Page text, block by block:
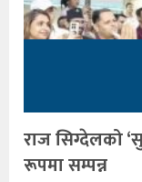
राज सिग्देलको
रूपमा सम्पन्न